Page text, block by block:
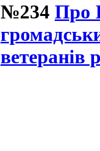
№234 Про
ветеранів